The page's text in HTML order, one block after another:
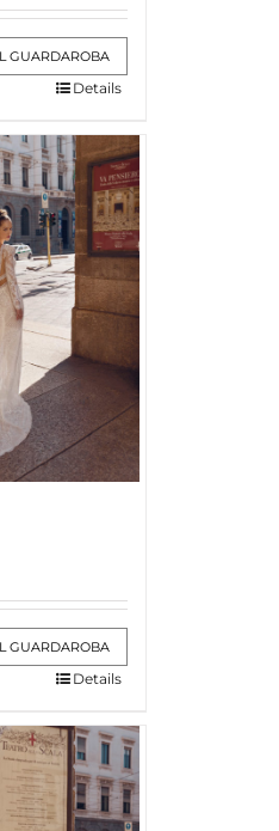
GUARDAROBA
Details
GUARDAROBA
Details